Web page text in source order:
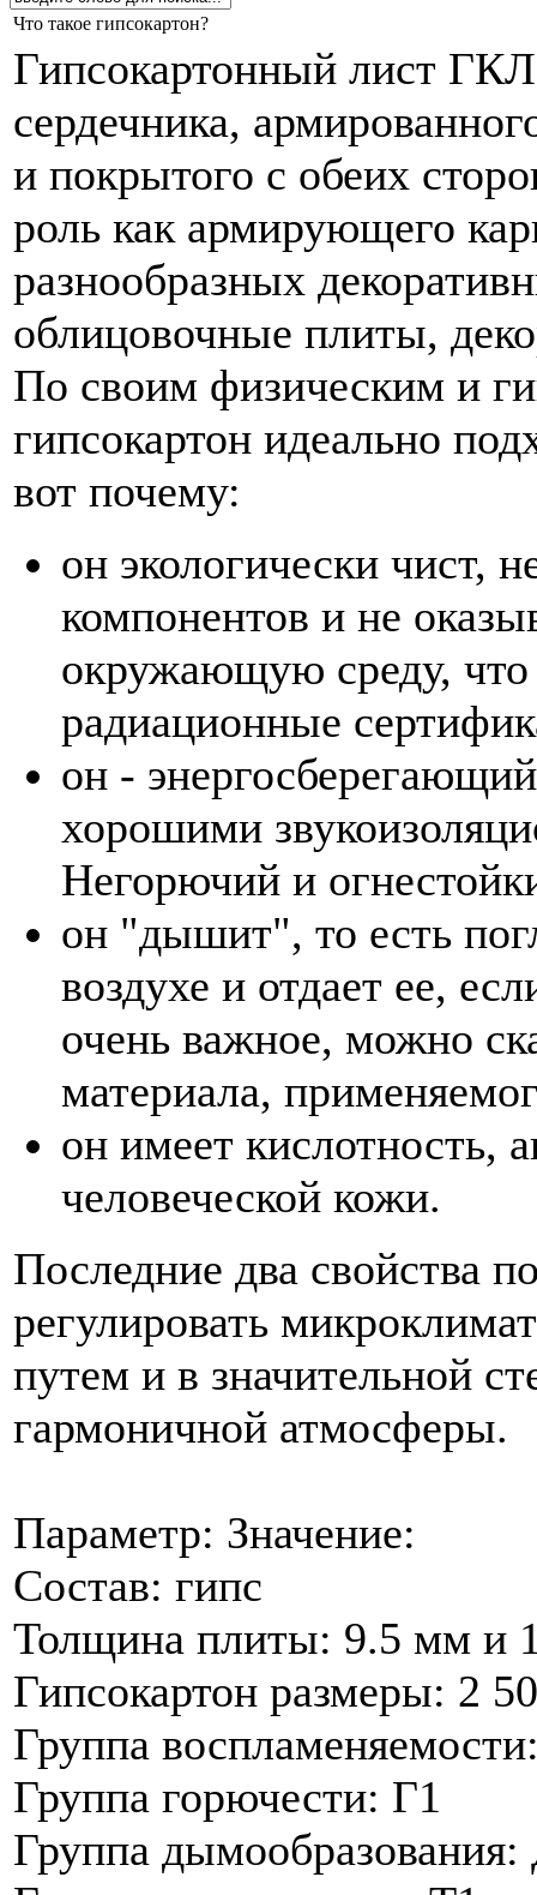
Что такое гипсокартон?
Гипсокартонный лист ГКЛ
сердечника,
и покрытого с обеих
роль как армирующего
разнообразных
облицовочные плиты,
По своим физическим и
гипсокартон идеально
вот почему:
он экологически чист,
компонентов и не
окружающую среду, что
радиационные
он -
хорошими
Негорючий и
он "дышит", то есть
воздухе и отдает ее,
очень важное, можно
материала,
он имеет кислотность,
человеческой кожи.
Последние два свойства
регулировать
путем и в значительной
гармоничной атмосферы.
Параметр: Значение:
Состав: гипс
Толщина плиты: 9.5 мм и
Гипсокартон размеры: 2
Группа
Группа горючести: Г1
Группа